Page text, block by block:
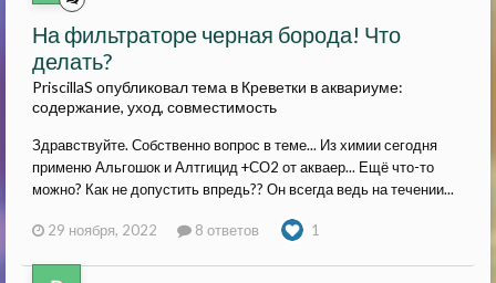
На фильтраторе черная борода! Что
делать?
PriscillaS опубликовал тема в Креветки в аквариуме:
содержание, уход, совместимость
Здравствуйте. Собственно вопрос в теме... Из химии сегодня
применю Альгошок и Алтгицид +СО2 от акваер... Ещё что-то
можно? Как не допустить впредь?? Он всегда ведь на течении...
29 ноября, 2022 8 ответов 1